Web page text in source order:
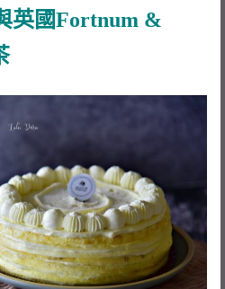
英國Fortnum &